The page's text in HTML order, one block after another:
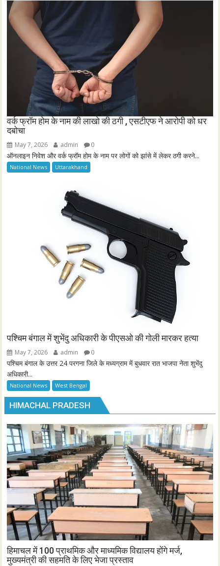
वर्क फ्रॉम होम के नाम की लाखो की ठगी , एसटीएफ ने आरोपी को धर
दबोचा
May 7, 2026 admin 0
ऑनलाइन निवेश और वर्क फ्रॉम होम के नाम पर लोगों को झांसे में लेकर ठगी करने...
National News Uttarakhand
पश्चिम बंगाल में शुभेंदु अधिकारी के पीएसओ की गोली मारकर हत्या
May 7, 2026 admin 0
पश्चिम बंगाल के उत्तर 24 परगना जिले के मध्यग्राम में बुधवार रात भाजपा नेता शुभेंदु
अधिकारी...
National News West Bengal
HIMACHAL PRADESH
हिमाचल में 100 प्राथमिक और माध्यमिक विद्यालय होंगे मर्ज,
मुख्यमंत्री की सहमति के लिए भेजा प्रस्ताव